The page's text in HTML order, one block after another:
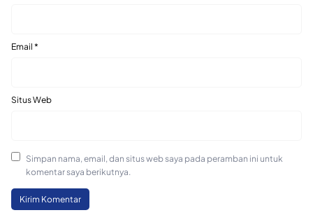
Email *
Situs Web
Simpan nama, email, dan situs web saya pada peramban ini untuk
komentar saya berikutnya.